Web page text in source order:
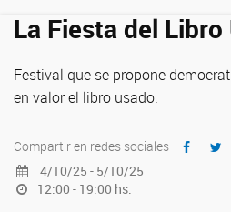
La Fiesta del Libro
Festival que se propone
en valor el libro usado.
Compartir en redes sociales
4/10/25 - 5/10/25
12:00 - 19:00 hs.